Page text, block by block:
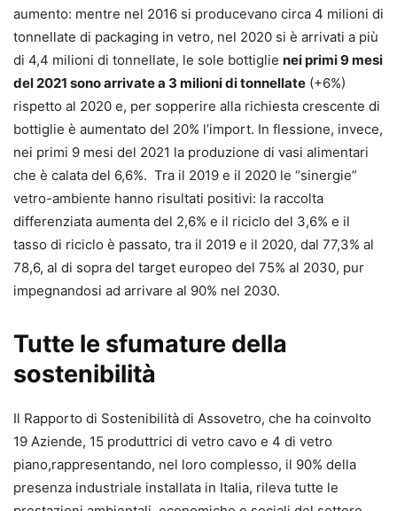
aumento: mentre nel 2016 si producevano circa 4 milioni di
tonnellate di packaging in vetro, nel 2020 si è arrivati a più
di 4,4 milioni di tonnellate, le sole bottiglie nei primi 9 mesi
del 2021 sono arrivate a 3 milioni di tonnellate (+6%)
rispetto al 2020 e, per sopperire alla richiesta crescente di
bottiglie è aumentato del 20% l’import. In flessione, invece,
nei primi 9 mesi del 2021 la produzione di vasi alimentari
che è calata del 6,6%. Tra il 2019 e il 2020 le “sinergie”
vetro-ambiente hanno risultati positivi: la raccolta
differenziata aumenta del 2,6% e il riciclo del 3,6% e il
tasso di riciclo è passato, tra il 2019 e il 2020, dal 77,3% al
78,6, al di sopra del target europeo del 75% al 2030, pur
impegnandosi ad arrivare al 90% nel 2030.
Tutte le sfumature della
sostenibilità
Il Rapporto di Sostenibilità di Assovetro, che ha coinvolto
19 Aziende, 15 produttrici di vetro cavo e 4 di vetro
piano,rappresentando, nel loro complesso, il 90% della
presenza industriale installata in Italia, rileva tutte le